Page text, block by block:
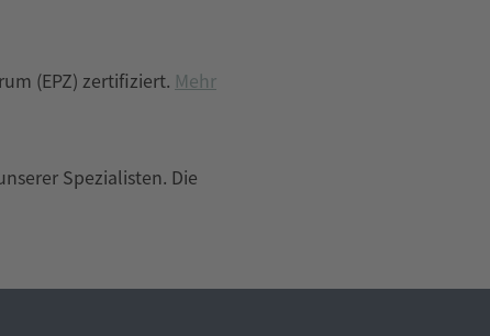
(EPZ) zertifiziert. Mehr
Spezialisten. Die